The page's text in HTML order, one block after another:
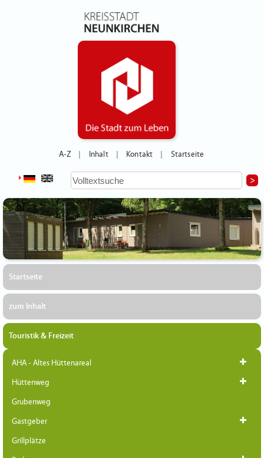
A-Z Inhalt Kontakt Startseite
Startseite
zum Inhalt
Touristik & Freizeit
AHA - Altes Hüttenareal
Hüttenweg
Grubenweg
Gastgeber
Grillplätze